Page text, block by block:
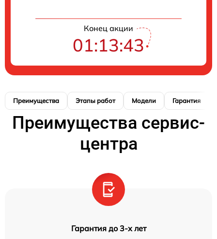
Конец акции
01:13:42
Преимущества Этапы работ Модели Гарантия
Преимущества сервис-
центра
Гарантия до 3-х лет